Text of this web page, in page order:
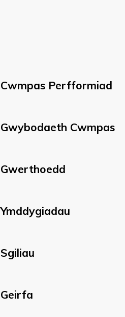
Cwmpas Perfformiad
Gwybodaeth Cwmpas
Gwerthoedd
Ymddygiadau
Sgiliau
Geirfa